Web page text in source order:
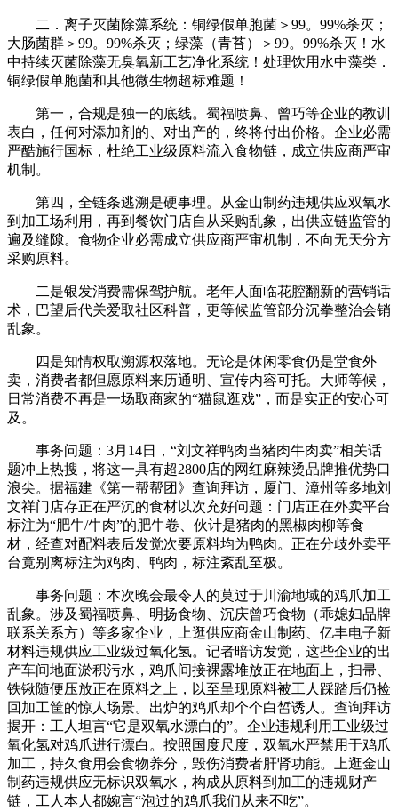
二．离子灭菌除藻系统：铜绿假单胞菌＞99。99%杀灭；
大肠菌群＞99。99%杀灭；绿藻（青苔）＞99。99%杀灭！水
中持续灭菌除藻无臭氧新工艺净化系统！处理饮用水中藻类．
铜绿假单胞菌和其他微生物超标难题！
第一，合规是独一的底线。蜀福喷鼻、曾巧等企业的教训
表白，任何对添加剂的、对出产的，终将付出价格。企业必需
严酷施行国标，杜绝工业级原料流入食物链，成立供应商严审
机制。
第四，全链条逃溯是硬事理。从金山制药违规供应双氧水
到加工场利用，再到餐饮门店自从采购乱象，出供应链监管的
遍及缝隙。食物企业必需成立供应商严审机制，不向无天分方
采购原料。
二是银发消费需保驾护航。老年人面临花腔翻新的营销话
术，巴望后代关爱取社区科普，更等候监管部分沉拳整治会销
乱象。
四是知情权取溯源权落地。无论是休闲零食仍是堂食外
卖，消费者都但愿原料来历通明、宣传内容可托。大师等候，
日常消费不再是一场取商家的“猫鼠逛戏”，而是实正的安心可
及。
事务问题：3月14日，“刘文祥鸭肉当猪肉牛肉卖”相关话
题冲上热搜，将这一具有超2800店的网红麻辣烫品牌推优势口
浪尖。据福建《第一帮帮团》查询拜访，厦门、漳州等多地刘
文祥门店存正在严沉的食材以次充好问题：门店正在外卖平台
标注为“肥牛/牛肉”的肥牛卷、伙计是猪肉的黑椒肉柳等食
材，经查对配料表后发觉次要原料均为鸭肉。正在分歧外卖平
台竟别离标注为鸡肉、鸭肉，标注紊乱至极。
事务问题：本次晚会最令人的莫过于川渝地域的鸡爪加工
乱象。涉及蜀福喷鼻、明扬食物、沉庆曾巧食物（乖媳妇品牌
联系关系方）等多家企业，上逛供应商金山制药、亿丰电子新
材料违规供应工业级过氧化氢。记者暗访发觉，这些企业的出
产车间地面淤积污水，鸡爪间接裸露堆放正在地面上，扫帚、
铁锹随便压放正在原料之上，以至呈现原料被工人踩踏后仍捡
回加工筐的惊人场景。出炉的鸡爪却个个白皙诱人。查询拜访
揭开：工人坦言“它是双氧水漂白的”。企业违规利用工业级过
氧化氢对鸡爪进行漂白。按照国度尺度，双氧水严禁用于鸡爪
加工，持久食用会食物养分，毁伤消费者肝肾功能。上逛金山
制药违规供应无标识双氧水，构成从原料到加工的违规财产
链，工人本人都婉言“泡过的鸡爪我们从来不吃”。